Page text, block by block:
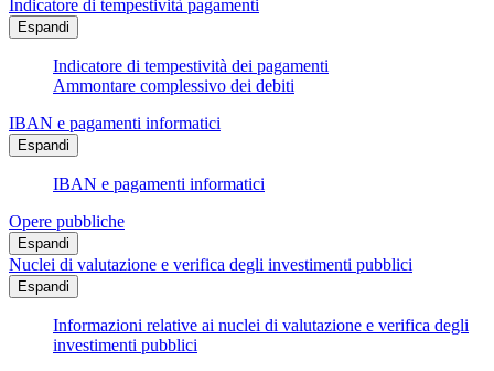
Indicatore di tempestività pagamenti
Espandi
Indicatore di tempestività dei pagamenti
Ammontare complessivo dei debiti
IBAN e pagamenti informatici
Espandi
IBAN e pagamenti informatici
Opere pubbliche
Espandi
Nuclei di valutazione e verifica degli investimenti pubblici
Espandi
Informazioni relative ai nuclei di valutazione e verifica degli
investimenti pubblici